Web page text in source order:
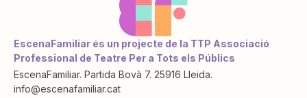
EscenaFamiliar és un projecte de la TTP Associació
Professional de Teatre Per a Tots els Públics
EscenaFamiliar. Partida Bovà 7. 25916 Lleida.
info@escenafamiliar.cat